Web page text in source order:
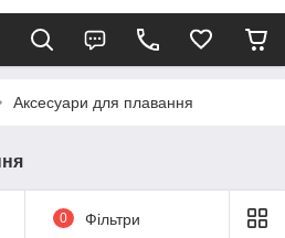
Аксесуари для плавання
0 Фільтри